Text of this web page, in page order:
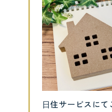
⽇住サービスに